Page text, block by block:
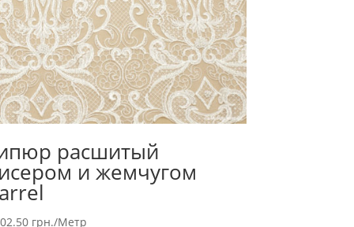
расшитый
и жемчугом
грн./Метр